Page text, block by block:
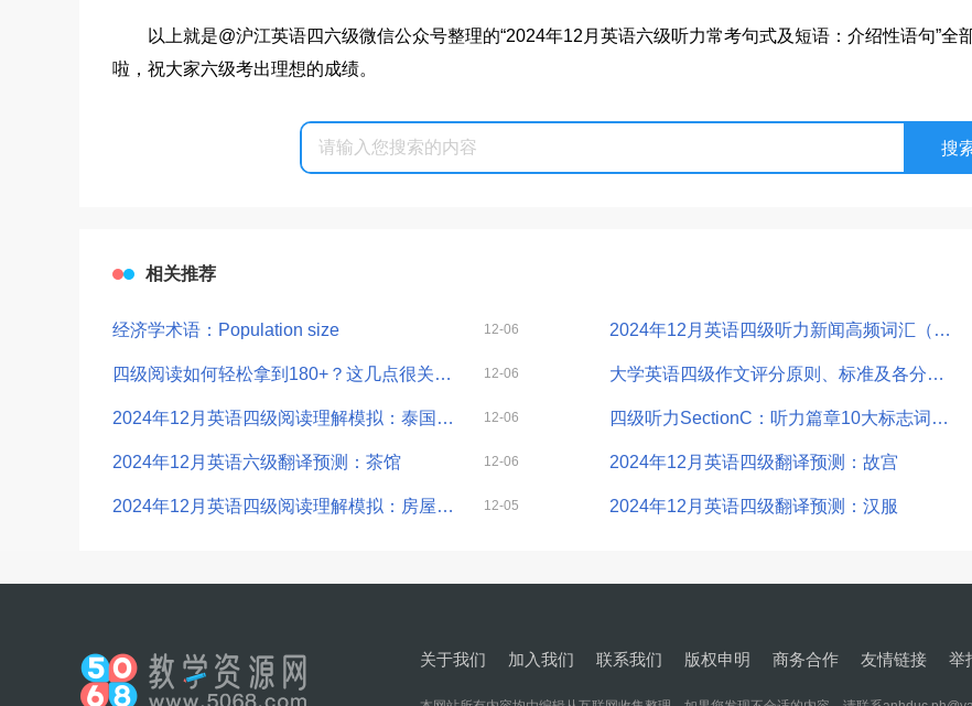
以上就是@沪江英语四六级微信公众号整理的“2024年12月英语六级听力常考句式及短语：介绍性语句”全
啦，祝大家六级考出理想的成绩。
相关推荐
12-06
经济学术语：Population size 2024年12月英语四级听力新闻高频词汇（2）
12-06
四级阅读如何轻松拿到180+？这几点很关键…… 大学英语四级作文评分原则、标准及各分数档样卷（建议收藏）
12-06
2024年12月英语四级阅读理解模拟：泰国大象的生存危机 四级听力SectionC：听力篇章10大标志词+6大设题点
12-06
2024年12月英语六级翻译预测：茶馆 2024年12月英语四级翻译预测：故宫
12-05
2024年12月英语四级阅读理解模拟：房屋建筑 2024年12月英语四级翻译预测：汉服
关于我们 加入我们 联系我们 版权申明 商务合作 友情链接 举